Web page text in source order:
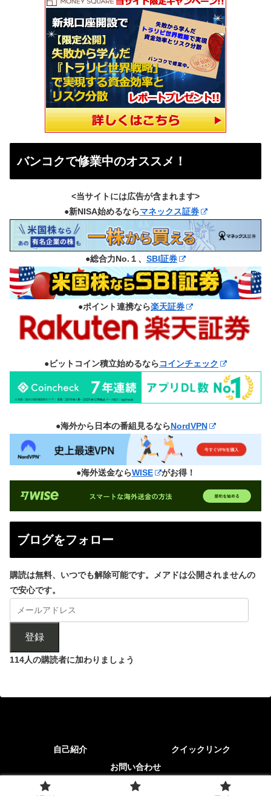
バンコクで修業中のオススメ！
<当サイトには広告が含まれます>
●新NISA始めるならマネックス証券
●総合力No.１、 SBI証券
●ポイント連携なら楽天証券
●ビットコイン積立始めるならコインチェック
●海外から日本の番組見るならNordVPN
●海外送金ならWISE がお得！
ブログをフォロー
購読は無料、いつでも解除可能です。メアドは公開されませんの
で安心です。
登録
114人の購読者に加わりましょう
自己紹介
クイックリンク
お問い合わせ
© 2017-2026 ばんこく｜FIRE民 x 高配当投資 x AI活用で不労所得.